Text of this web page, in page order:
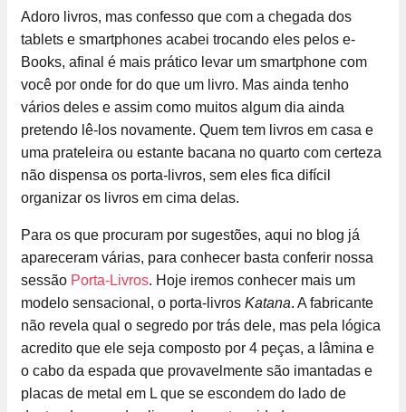
Adoro livros, mas confesso que com a chegada dos
tablets e smartphones acabei trocando eles pelos e-
Books, afinal é mais prático levar um smartphone com
você por onde for do que um livro. Mas ainda tenho
vários deles e assim como muitos algum dia ainda
pretendo lê-los novamente. Quem tem livros em casa e
uma prateleira ou estante bacana no quarto com certeza
não dispensa os porta-livros, sem eles fica difícil
organizar os livros em cima delas.
Para os que procuram por sugestões, aqui no blog já
apareceram várias, para conhecer basta conferir nossa
sessão Porta-Livros. Hoje iremos conhecer mais um
modelo sensacional, o porta-livros Katana. A fabricante
não revela qual o segredo por trás dele, mas pela lógica
acredito que ele seja composto por 4 peças, a lâmina e
o cabo da espada que provavelmente são imantadas e
placas de metal em L que se escondem do lado de